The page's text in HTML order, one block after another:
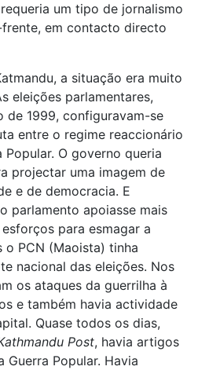
um tipo de jornalismo
em contacto directo
a situação era muito
eleições parlamentares,
de 1999, configuravam-se
entre o regime reaccionário
Popular. O governo queria
projectar uma imagem de
e de democracia. E
parlamento apoiasse mais
para esmagar a
o PCN (Maoista) tinha
nacional das eleições. Nos
os ataques da guerrilha à
e também havia actividade
Quase todos os dias,
Post, havia artigos
Popular. Havia